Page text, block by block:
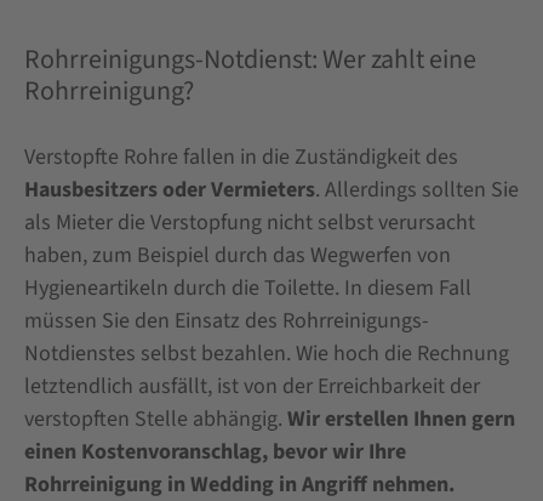
Rohrreinigungs-Notdienst: Wer zahlt eine
Rohrreinigung?
Verstopfte Rohre fallen in die Zuständigkeit des
Hausbesitzers oder Vermieters. Allerdings sollten Sie
als Mieter die Verstopfung nicht selbst verursacht
haben, zum Beispiel durch das Wegwerfen von
Hygieneartikeln durch die Toilette. In diesem Fall
müssen Sie den Einsatz des Rohrreinigungs-
Notdienstes selbst bezahlen. Wie hoch die Rechnung
letztendlich ausfällt, ist von der Erreichbarkeit der
verstopften Stelle abhängig. Wir erstellen Ihnen gern
einen Kostenvoranschlag, bevor wir Ihre
Rohrreinigung in Wedding in Angriff nehmen.